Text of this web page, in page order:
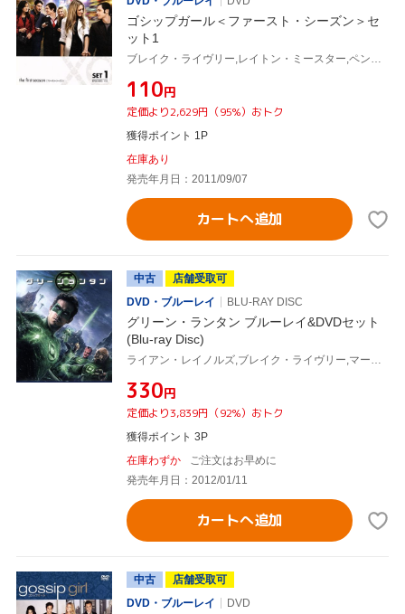
ゴシップガール＜ファースト・シーズン＞セ
ット1
ブレイク・ライヴリー,レイトン・ミースター,ペン・バッジリー,セシリー・フォン・ジーゲザー(原作)
¥110円
定価より2,629円（95%）おトク
獲得ポイント 1P
在庫あり
発売年月日：2011/09/07
カートへ追加
中古
店舗受取可
DVD・ブルーレイ
BLU-RAY DISC
グリーン・ランタン ブルーレイ&DVDセット
(Blu-ray Disc)
ライアン・レイノルズ,ブレイク・ライヴリー,マーク・ストロング,マーティン・キャンベル(監督)
¥330円
定価より3,839円（92%）おトク
獲得ポイント 3P
在庫わずか
ご注文はお早めに
発売年月日：2012/01/11
カートへ追加
中古
店舗受取可
DVD・ブルーレイ
DVD